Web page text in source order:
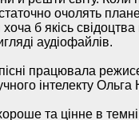
очолять
б якісь
аудіофайлів.
працювала
інтелекту Ольга
та цінне в темні